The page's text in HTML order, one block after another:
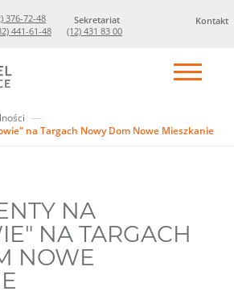
Kontakt
376-72-48
441-61-48
Sekretariat
(12) 431 83 00
na Targach Nowy Dom Nowe Mieszkanie
NA
NA TARGACH
NOWE